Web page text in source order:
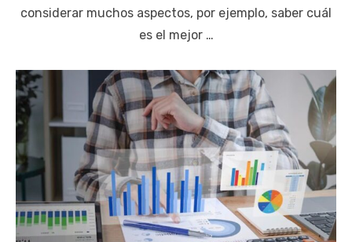
considerar muchos aspectos, por ejemplo, saber cuál
es el mejor …